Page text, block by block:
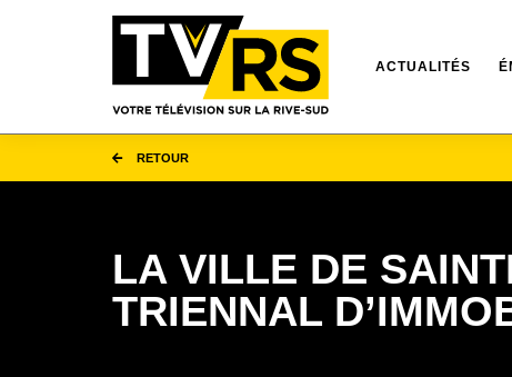
ACTUALITÉS
RETOUR
LA VILLE DE
TRIENNAL